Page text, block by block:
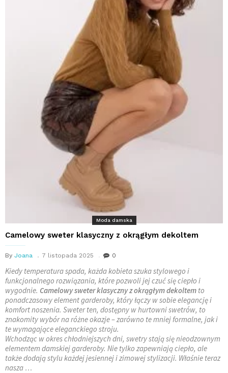
Moda damska
Camelowy sweter klasyczny z okrągłym dekoltem
By Joana 7 listopada 2025 0
Kiedy temperatura spada, każda kobieta szuka stylowego i
funkcjonalnego rozwiązania, które pozwoli jej czuć się ciepło i
wygodnie. Camelowy sweter klasyczny z okrągłym dekoltem to
ponadczasowy element garderoby, który łączy w sobie elegancję i
komfort noszenia. Sweter ten, dostępny w hurtowni swetrów, to
znakomity wybór na różne okazje – zarówno te mniej formalne, jak i
te wymagające eleganckiego stroju.
Wchodząc w okres chłodniejszych dni, swetry stają się nieodzownym
elementem damskiej garderoby. Nie tylko zapewniają ciepło, ale
także dodają stylu każdej jesiennej i zimowej stylizacji. Właśnie teraz
nasza …